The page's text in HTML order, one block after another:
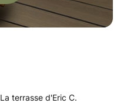
La terrasse d'Eric C.